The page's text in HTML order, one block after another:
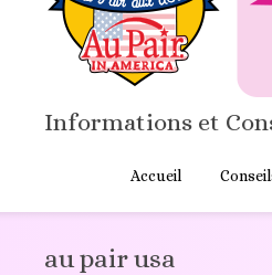
Informations et
Accueil
au pair usa